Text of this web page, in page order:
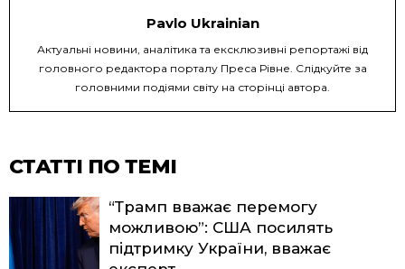
Pavlo Ukrainian
Актуальні новини, аналітика та ексклюзивні репортажі від
головного редактора порталу Преса Рівне. Слідкуйте за
головними подіями світу на сторінці автора.
СТАТТІ ПО ТЕМІ
“Трамп вважає перемогу
можливою”: США посилять
підтримку України, вважає